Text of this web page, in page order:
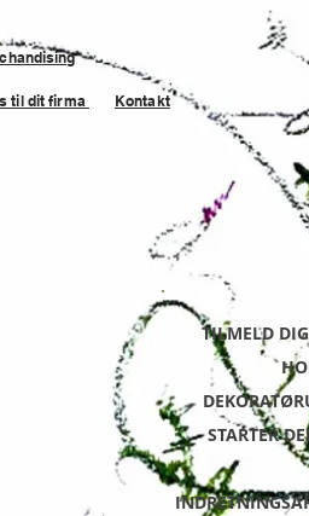
TILMELD
STARTER
til dit firma Kontakt